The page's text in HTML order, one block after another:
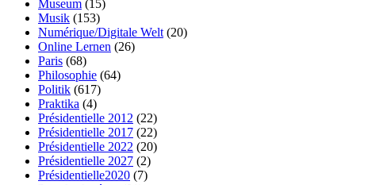
Museum (15)
Musik (153)
Numérique/Digitale Welt (20)
Online Lernen (26)
Paris (68)
Philosophie (64)
Politik (617)
Praktika (4)
Présidentielle 2012 (22)
Présidentielle 2017 (22)
Présidentielle 2022 (20)
Présidentielle 2027 (2)
Présidentielle2020 (7)